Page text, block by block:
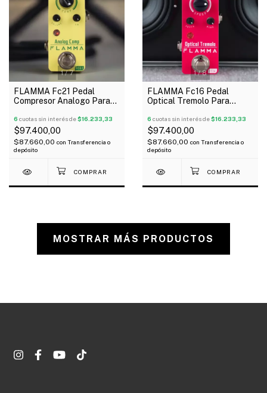
1/7
FLAMMA Fc21 Pedal
Compresor Analogo Para
6 cuotas sin interés de$16.233,33
$97.400,00
$87.660,00 con Transferencia o
depósito
1/8
FLAMMA Fc16 Pedal
Optical Tremolo Para
6 cuotas sin interés de$16.233,33
$97.400,00
$87.660,00 con Transferencia o
depósito
MOSTRAR MÁS PRODUCTOS